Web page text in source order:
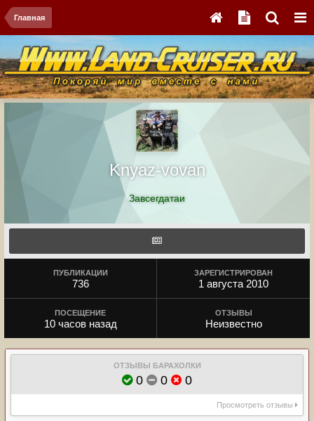
Главная
Knyaz-vovan
Завсегдатаи
ПУБЛИКАЦИИ
736
ЗАРЕГИСТРИРОВАН
1 августа 2010
ПОСЕЩЕНИЕ
10 часов назад
ОТЗЫВЫ
Неизвестно
ОТЗЫВЫ БАРАХОЛКИ
0 0 0
Просмотреть отзывы